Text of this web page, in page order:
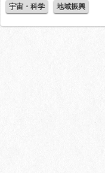
宇宙・科学 地域振興